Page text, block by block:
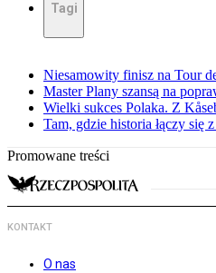
Tagi
Niesamowity finisz na Tour
Master Plany szansą na
Wielki sukces Polaka. Z
Tam, gdzie historia łączy się
Promowane treści
KONTAKT
O nas